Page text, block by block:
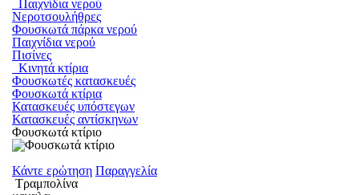
Παιχνίδια νερού
Νεροτσουλήθρες
Φουσκωτά πάρκα νερού
Παιχνίδια νερού
Πισίνες
Κινητά κτίρια
Φουσκωτές κατασκευές
Φουσκωτά κτίρια
Κατασκευές υπόστεγων
Κατασκευές αντίσκηνων
Φουσκωτά κτίριο
Κάντε ερώτηση Παραγγελία
Τραμπολίνα